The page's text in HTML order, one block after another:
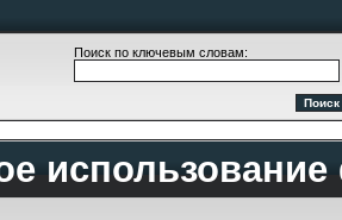
Поиск по ключевым словам: